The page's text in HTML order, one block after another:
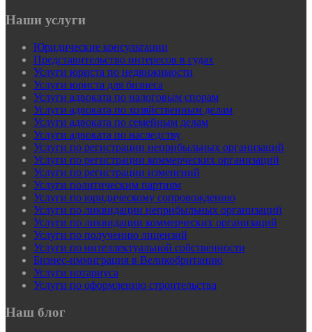
Наши услуги
Юридические консультации
Представительство интересов в судах
Услуги юриста по недвижимости
Услуги юриста для бизнеса
Услуги адвоката по налоговым спорам
Услуги адвоката по хозяйственным делам
Услуги адвоката по семейным делам
Услуги адвоката по наследству
Услуги по регистрации неприбыльных организаций
Услуги по регистрации коммерческих организаций
Услуги по регистрации изменений
Услуги политическим партиям
Услуги по юридическому сопровождению
Услуги по ликвидации неприбыльных организаций
Услуги по ликвидации коммерческих организаций
Услуги по получению лицензий
Услуги по интеллектуальной собственности
Бизнес-иммиграция в Великобританию
Услуги нотариуса
Услуги по оформлению строительства
Наш блог